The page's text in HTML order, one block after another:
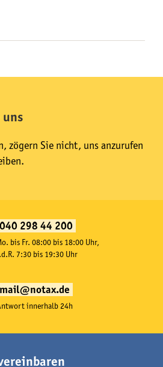
zögern Sie nicht, uns anzurufen
040 298 44 200
bis Fr. 08:00 bis 18:00 Uhr,
7:30 bis 19:30 Uhr
mail@notax.de
innerhalb 24h